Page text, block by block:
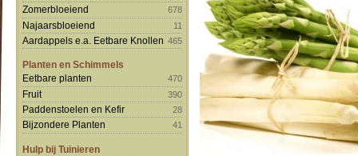
Zomerbloeiend 678
Najaarsbloeiend 11
Aardappels e.a. Eetbare Knollen 465
Planten en Schimmels
Eetbare planten
470
Fruit 390
Paddenstoelen en Kefir 28
Bijzondere Planten 41
Hulp bij Tuinieren